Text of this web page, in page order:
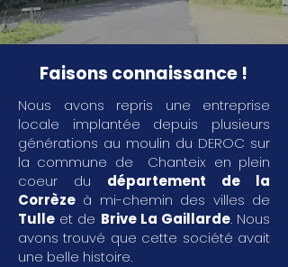
Faisons connaissance !
Nous avons repris une entreprise
locale implantée depuis plusieurs
générations au moulin du DEROC sur
la commune de Chanteix en plein
coeur du département de la
Corrèze à mi-chemin des villes de
Tulle et de Brive La Gaillarde. Nous
avons trouvé que cette société avait
une belle histoire.